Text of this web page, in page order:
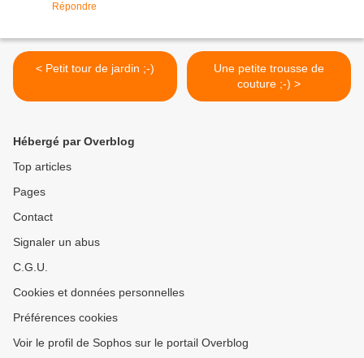
Répondre
< Petit tour de jardin ;-)
Une petite trousse de
couture ;-) >
Hébergé par Overblog
Top articles
Pages
Contact
Signaler un abus
C.G.U.
Cookies et données personnelles
Préférences cookies
Voir le profil de Sophos sur le portail Overblog